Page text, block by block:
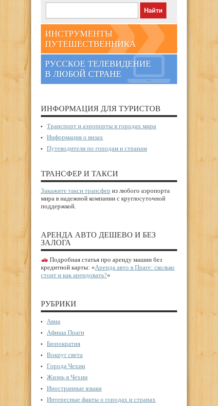
ИНСТРУМЕНТЫ
ПУТЕШЕСТВЕННИКА
РУССКОЕ ТЕЛЕВИДЕНИЕ
В ЛЮБОЙ СТРАНЕ
ИНФОРМАЦИЯ ДЛЯ ТУРИСТОВ
Транспорт и аэропорты в городах мира
Информация о визах
Путеводители по городам и странам
ТРАНСФЕР И ТАКСИ
Закажите такси трансфер из любого аэропорта
мира в надежной компании с круглосуточной
поддержкой.
АРЕНДА АВТО ДЕШЕВО И БЕЗ
ЗАЛОГА
Подробная статья про аренду машин без
кредитной карты: «Аренда авто в Праге: сколько
стоит и как арендовать?«
РУБРИКИ
Авиа
Афиша Праги
Бюрократия
Вокруг света
Города Чехии
Жизнь в Чехии
Иностранные языки
Интересные факты о городах и странах